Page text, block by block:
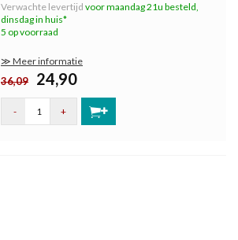
Verwachte levertijd voor maandag 21u besteld,
dinsdag in huis*
5 op voorraad
≫ Meer informatie
36,09 24,90
- +